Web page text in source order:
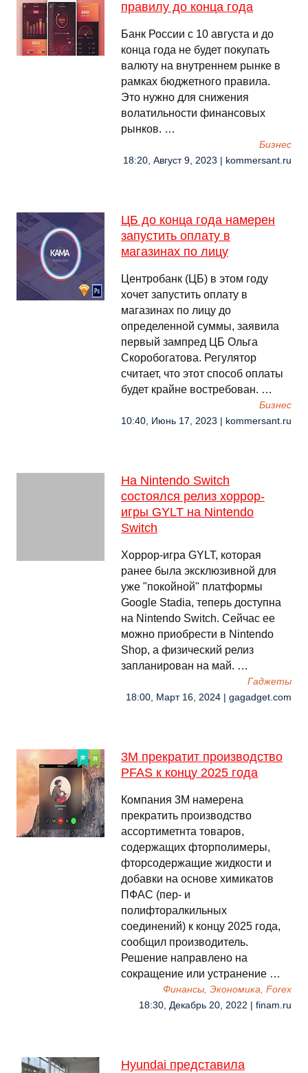
правилу до конца года
Банк России с 10 августа и до
конца года не будет покупать
валюту на внутреннем рынке в
рамках бюджетного правила.
Это нужно для снижения
волатильности финансовых
рынков. …
Бизнес
18:20, Август 9, 2023 | kommersant.ru
ЦБ до конца года намерен
запустить оплату в
магазинах по лицу
Центробанк (ЦБ) в этом году
хочет запустить оплату в
магазинах по лицу до
определенной суммы, заявила
первый зампред ЦБ Ольга
Скоробогатова. Регулятор
считает, что этот способ оплаты
будет крайне востребован. …
Бизнес
10:40, Июнь 17, 2023 | kommersant.ru
На Nintendo Switch
состоялся релиз хоррор-
игры GYLT на Nintendo
Switch
Хоррор-игра GYLT, которая
ранее была эксклюзивной для
уже "покойной" платформы
Google Stadia, теперь доступна
на Nintendo Switch. Сейчас ее
можно приобрести в Nintendo
Shop, а физический релиз
запланирован на май. …
Гаджеты
18:00, Март 16, 2024 | gagadget.com
3M прекратит производство
PFAS к концу 2025 года
Компания 3M намерена
прекратить производство
ассортиметнта товаров,
содержащих фторполимеры,
фторсодержащие жидкости и
добавки на основе химикатов
ПФАС (пер- и
полифторалкильных
соединений) к концу 2025 года,
сообщил производитель.
Решение направлено на
сокращение или устранение …
Финансы, Экономика, Forex
18:30, Декабрь 20, 2022 | finam.ru
Hyundai представила